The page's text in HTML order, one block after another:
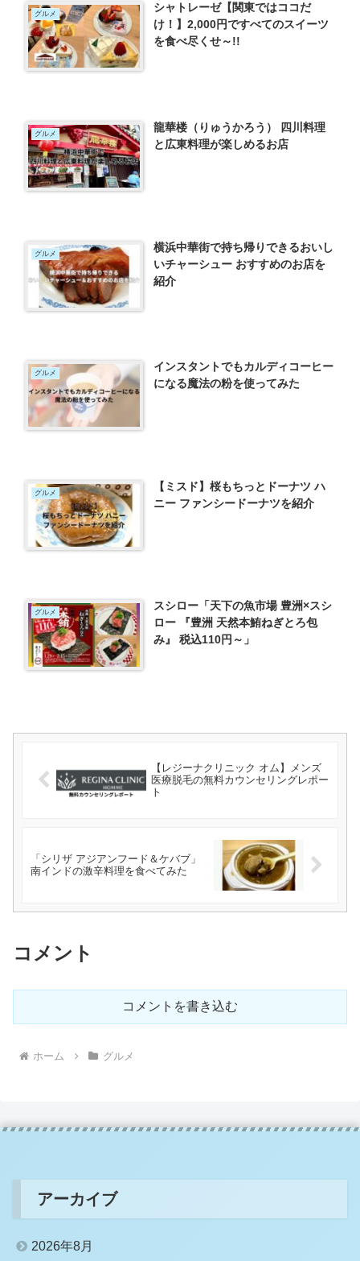
グルメ
シャトレーゼ【関東ではココだ
け！】2,000円ですべてのスイーツ
を食べ尽くせ～!!
グルメ
龍華楼（りゅうかろう） 四川料理
と広東料理が楽しめるお店
グルメ
横浜中華街で持ち帰りできるおいし
いチャーシュー おすすめのお店を
紹介
グルメ
インスタントでもカルディコーヒー
になる魔法の粉を使ってみた
グルメ
【ミスド】桜もちっとドーナツ ハ
ニー ファンシードーナツを紹介
グルメ
スシロー「天下の魚市場 豊洲×スシ
ロー 『豊洲 天然本鮪ねぎとろ包
み』 税込110円～」
【レジーナクリニック オム】メンズ
医療脱毛の無料カウンセリングレポー
ト
「シリザ アジアンフード＆ケバブ」
南インドの激辛料理を食べてみた
コメント
コメントを書き込む
ホーム グルメ
アーカイブ
2026年8月